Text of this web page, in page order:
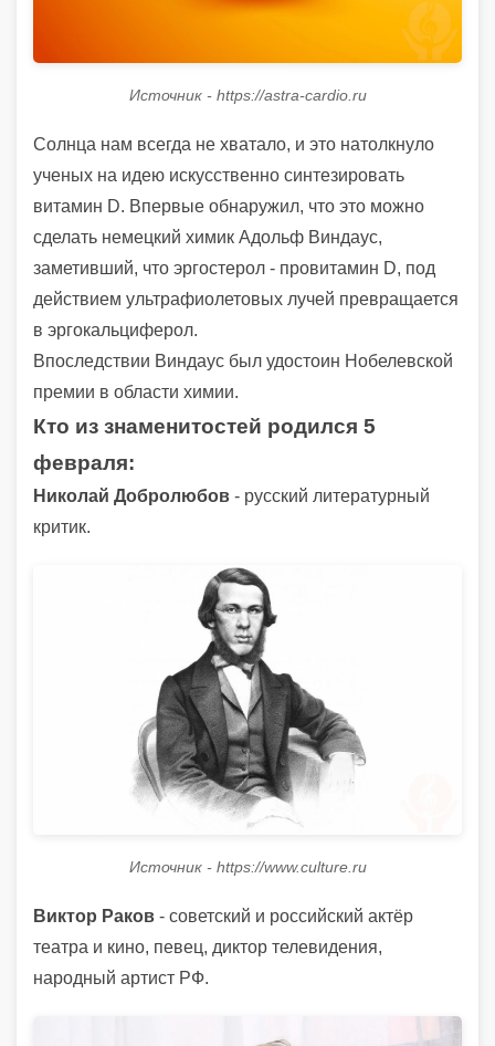
Источник - https://astra-cardio.ru
Солнца нам всегда не хватало, и это натолкнуло
ученых на идею искусственно синтезировать
витамин D. Впервые обнаружил, что это можно
сделать немецкий химик Адольф Виндаус,
заметивший, что эргостерол - провитамин D, под
действием ультрафиолетовых лучей превращается
в эргокальциферол.
Впоследствии Виндаус был удостоин Нобелевской
премии в области химии.
Кто из знаменитостей родился 5
февраля:
Николай Добролюбов - русский литературный
критик.
Источник - https://www.culture.ru
Виктор Раков - советский и российский актёр
театра и кино, певец, диктор телевидения,
народный артист РФ.